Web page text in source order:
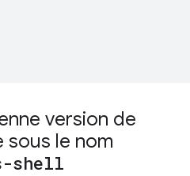
version de
sous le nom
shell